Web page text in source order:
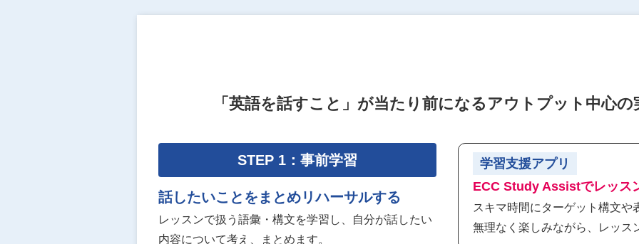
「英語を話すこと」が当たり前になる アウトプット中心の
STEP 1：事前学習
話したいことをまとめリハーサルする
レッスンで扱う語彙・構文を学習し、自分が話したい
内容について考え、まとめます。
学習支援アプリ
ECC Study Assistでレッス
スキマ時間にターゲット構文や
無理なく楽しみながら、レッス